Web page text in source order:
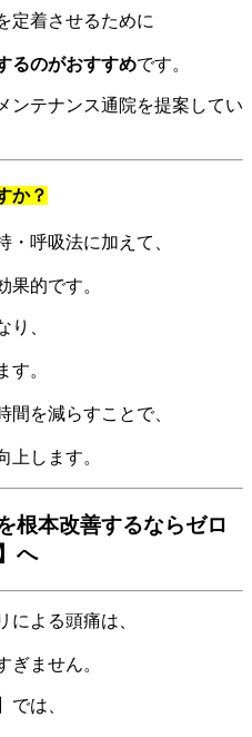
定着させるために
るのがおすすめです。
ンテナンス通院を提案してい
か？
・呼吸法に加えて、
果的です。
り、
す。
間を減らすことで、
上します。
根本改善するならゼロ
へ
による頭痛は、
ぎません。
では、